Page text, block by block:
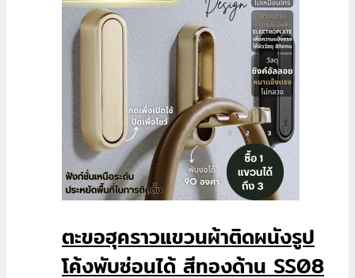
ตะขอฮุคราวแขวนผ้าติดผนังรูป
โค้งพับซ่อนได้ สีทองด้าน SS08